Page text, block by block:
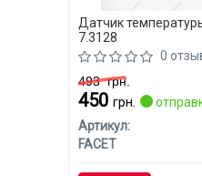
Датчик
7.3128
0
493грн.
450 грн.
Артикул:
FACET